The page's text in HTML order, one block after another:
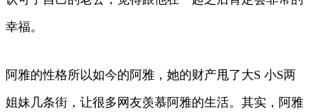
幸福。
阿雅的性格所以如今的阿雅，她的财产甩了大S 小S两
姐妹几条街，让很多网友羡慕阿雅的生活。其实，阿雅